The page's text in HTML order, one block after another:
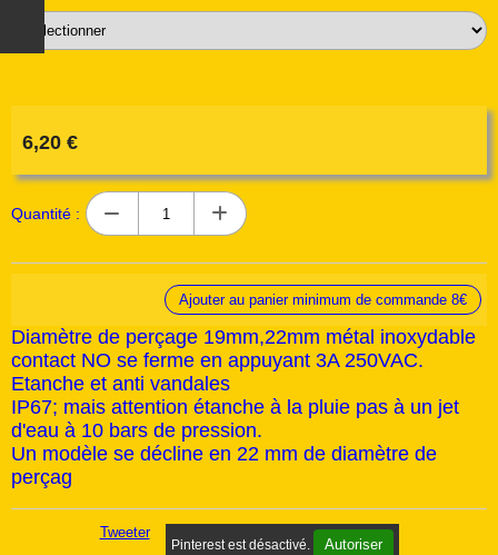
6,20 €
Quantité :
Ajouter au panier minimum de commande 8€
Diamètre de perçage 19mm,22mm métal inoxydable
contact NO se ferme en appuyant 3A 250VAC.
Etanche et anti vandales
IP67; mais attention étanche à la pluie pas à un jet
d'eau à 10 bars de pression.
Un modèle se décline en 22 mm de diamètre de
perçag
Tweeter
Pinterest est désactivé. Autoriser